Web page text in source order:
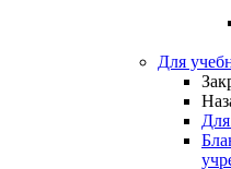
Для